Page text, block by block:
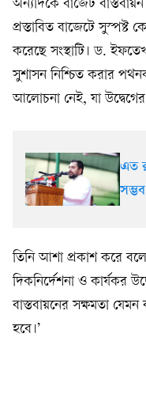
অন্যদিকে বাজেট
প্রস্তাবিত বাজেটে সুস্পষ্ট
করেছে সংস্থাটি। ড.
সুশাসন নিশ্চিত করার
আলোচনা নেই, যা উদ্বেগের
এত
তিনি আশা প্রকাশ করে
দিকনির্দেশনা ও কার্যকর
বাস্তবায়নের সক্ষমতা
হবে।’